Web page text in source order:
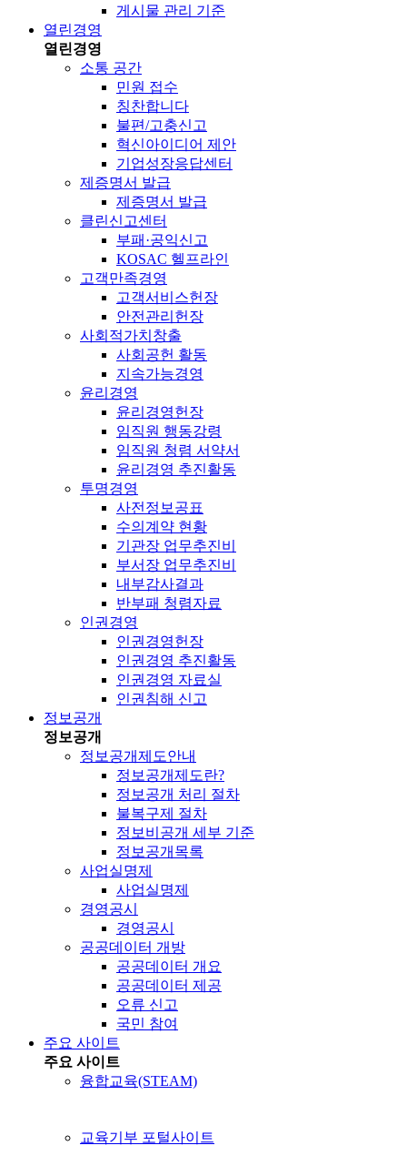
게시물 관리 기준
열린경영
열린경영
소통 공간
민원 접수
칭찬합니다
불편/고충신고
혁신아이디어 제안
기업성장응답센터
제증명서 발급
제증명서 발급
클린신고센터
부패·공익신고
KOSAC 헬프라인
고객만족경영
고객서비스헌장
안전관리헌장
사회적가치창출
사회공헌 활동
지속가능경영
윤리경영
윤리경영헌장
임직원 행동강령
임직원 청렴 서약서
윤리경영 추진활동
투명경영
사전정보공표
수의계약 현황
기관장 업무추진비
부서장 업무추진비
내부감사결과
반부패 청렴자료
인권경영
인권경영헌장
인권경영 추진활동
인권경영 자료실
인권침해 신고
정보공개
정보공개
정보공개제도안내
정보공개제도란?
정보공개 처리 절차
불복구제 절차
정보비공개 세부 기준
정보공개목록
사업실명제
사업실명제
경영공시
경영공시
공공데이터 개방
공공데이터 개요
공공데이터 제공
오류 신고
국민 참여
주요 사이트
주요 사이트
융합교육(STEAM)
교육기부 포털사이트